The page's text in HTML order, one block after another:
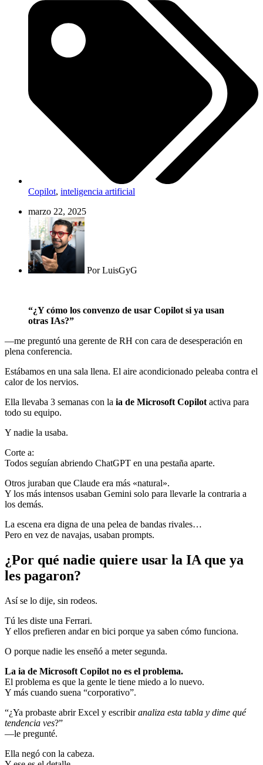
Copilot, inteligencia artificial
marzo 22, 2025
PorLuisGyG
“¿Y cómo los convenzo de usar Copilot si ya usan
otras IAs?”
—me preguntó una gerente de RH con cara de desesperación en
plena conferencia.
Estábamos en una sala llena. El aire acondicionado peleaba contra el
calor de los nervios.
Ella llevaba 3 semanas con la ia de Microsoft Copilotactiva para
todo su equipo.
Y nadie la usaba.
Corte a:
Todos seguían abriendo ChatGPT en una pestaña aparte.
Otros juraban que Claude era más «natural».
Y los más intensos usaban Gemini solo para llevarle la contraria a
los demás.
La escena era digna de una pelea de bandas rivales…
Pero en vez de navajas, usaban prompts.
¿Por qué nadie quiere usar la IA que ya
les pagaron?
Así se lo dije, sin rodeos.
Tú les diste una Ferrari.
Y ellos prefieren andar en bici porque ya saben cómo funciona.
O porque nadie les enseñó a meter segunda.
La ia de Microsoft Copilot no es el problema.
El problema es que la gente le tiene miedo a lo nuevo.
Y más cuando suena “corporativo”.
“¿Ya probaste abrir Excel y escribiranaliza esta tabla y dime qué
tendencia ves?”
—le pregunté.
Ella negó con la cabeza.